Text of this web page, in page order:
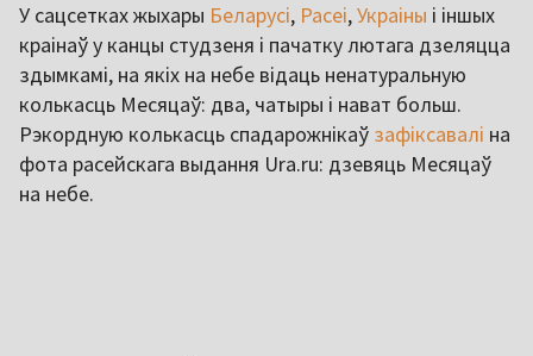
У сацсетках жыхары Беларусі, Расеі,Украіны і іншых
краінаў у канцы студзеня і пачатку лютага дзеляцца
здымкамі, на якіх на небе відаць ненатуральную
колькасць Месяцаў: два, чатыры і нават больш.
Рэкордную колькасць спадарожнікаў зафіксавалі на
фота расейскага выдання Ura.ru: дзевяць Месяцаў
на небе.